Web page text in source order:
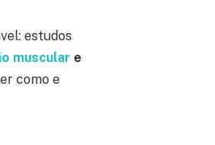
estudos
muscular e
como e